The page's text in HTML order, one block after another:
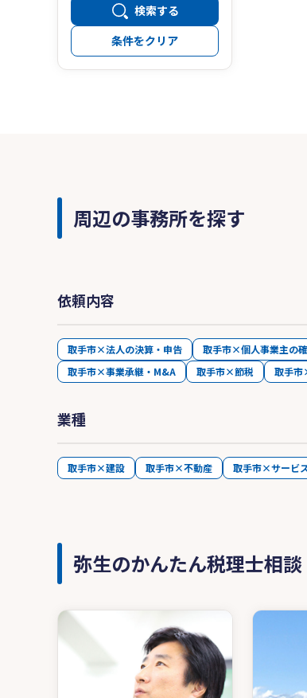
検索する
条件をクリア
周辺の事務所を探す
依頼内容
取手市×法人の決算・申告 取手市×個人事業主の
取手市×事業承継・M&A
取手市×節税 取手
業種
取手市×建設 取手市×不動産 取手市×サービ
弥生のかんたん税理士相